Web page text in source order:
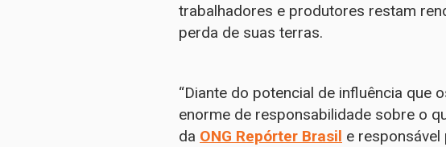
trabalhadores e produtores restam
perda de suas terras.
“Diante do potencial de influência que
enorme de responsabilidade sobre o
da ONG Repórter Brasil e responsável